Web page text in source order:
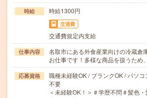
時給 時給1300円
交通費
交通費規定内支給
仕事内容
名取市にある外食産業向けの冷蔵倉
お仕事です！多様な商品を扱うた
応募資格
職種未経験OK / ブランクOK / パソ
不要
＜未経験OK！＞＃学歴不問＃髪色